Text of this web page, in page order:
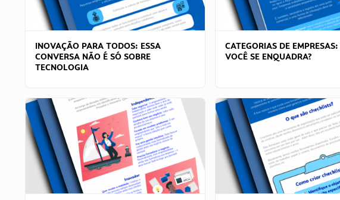
INOVAÇÃO PARA TODOS: ESSA
CONVERSA NÃO É SÓ SOBRE
TECNOLOGIA
CATEGORIAS DE
VOCÊ SE ENQUADRA?